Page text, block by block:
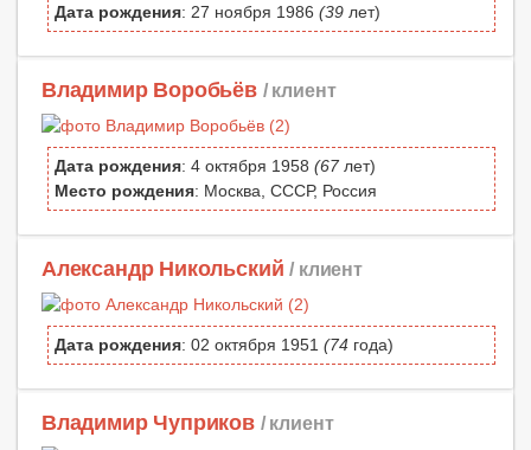
Дата рождения: 27 ноября 1986 (39 лет)
Владимир Воробьёв / клиент
Дата рождения: 4 октября 1958 (67лет)
Место рождения: Москва, СССР, Россия
Александр Никольский / клиент
Дата рождения: 02 октября 1951 (74 года)
Владимир Чуприков / клиент